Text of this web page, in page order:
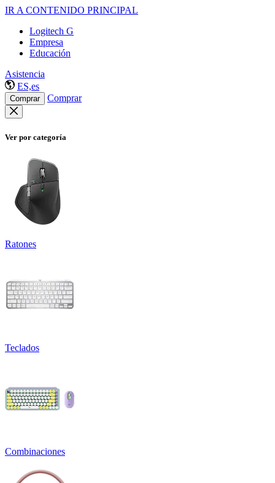
IR A CONTENIDO PRINCIPAL
Logitech G
Empresa
Educación
Asistencia
ES,es
Comprar Comprar
Ver por categoría
Ratones
Teclados
Combinaciones